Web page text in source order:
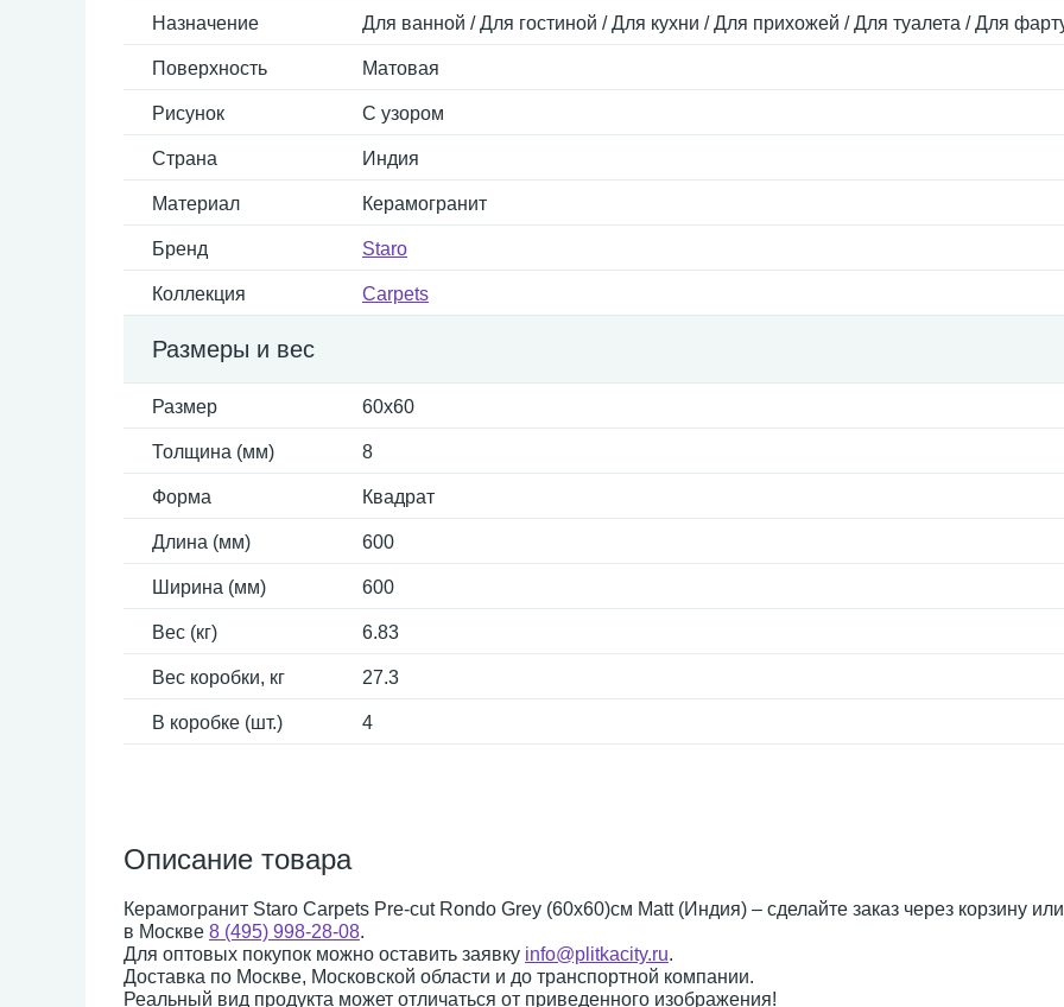
Назначение Для ванной / Для гостиной / Для кухни / Для прихожей / Для туалета / Для
Поверхность Матовая
Рисунок С узором
Страна Индия
Материал Керамогранит
Бренд Staro
Коллекция Carpets
Размеры и вес
Размер 60x60
Толщина (мм) 8
Форма Квадрат
Длина (мм) 600
Ширина (мм) 600
Вес (кг) 6.83
Вес коробки, кг 27.3
В коробке (шт.) 4
Описание товара
Керамогранит Staro Carpets Pre-cut Rondo Grey (60x60)см Matt (Индия) – сделайте заказ через корзину
в Москве 8 (495) 998-28-08.
Для оптовых покупок можно оставить заявку info@plitkacity.ru.
Доставка по Москве, Московской области и до транспортной компании.
Реальный вид продукта может отличаться от приведенного изображения!